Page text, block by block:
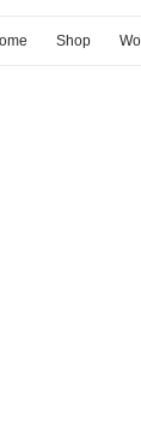
Shop